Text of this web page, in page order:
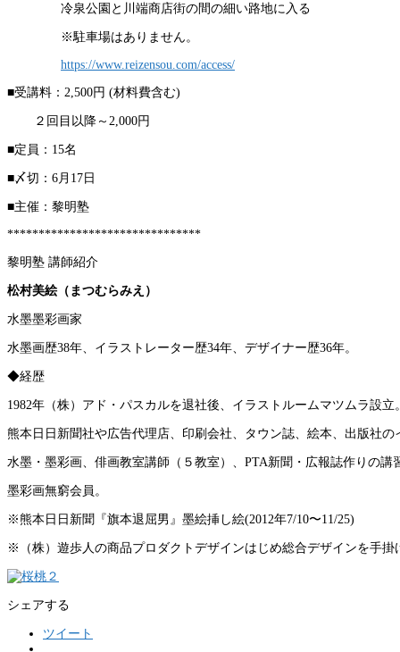
冷泉公園と川端商店街の間の細い路地に入る
※駐車場はありません。
https://www.reizensou.com/access/
■受講料：2,500円 (材料費含む)
２回目以降～2,000円
■定員：15名
■〆切：6月17日
■主催：黎明塾
*******************************
黎明塾 講師紹介
松村美絵（まつむらみえ）
水墨墨彩画家
水墨画歴38年、イラストレーター歴34年、デザイナー歴36年。
◆経歴
1982年（株）アド・パスカルを退社後、イラストルームマツムラ設立。
熊本日日新聞社や広告代理店、印刷会社、タウン誌、絵本、出版社
水墨・墨彩画、俳画教室講師（５教室）、PTA新聞・広報誌作りの講
墨彩画無窮会員。
※熊本日日新聞『旗本退屈男』墨絵挿し絵(2012年7/10〜11/25)
※（株）遊歩人の商品プロダクトデザインはじめ総合デザインを手掛
シェアする
ツイート